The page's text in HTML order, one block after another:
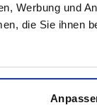
Werbung und
die Sie ihnen
35 25